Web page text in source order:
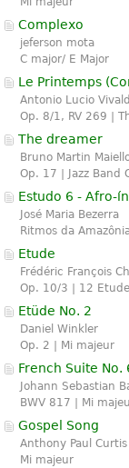
Complexo
jeferson mota
C major/ E Major
Le Printemps (
Antonio Lucio
Op. 8/1, RV 269 |
The dreamer
Bruno Martin
Op. 17 | Jazz Band
Estudo 6 - Afro-
José Maria Bezerra
Ritmos da
Etude
Frédéric François
Op. 10/3 | 12
Etüde No. 2
Daniel Winkler
Op. 2 | Mi majeur
French Suite No.
Johann Sebastian
BWV 817 | Mi
Gospel Song
Anthony Paul Curtis
Mi majeur